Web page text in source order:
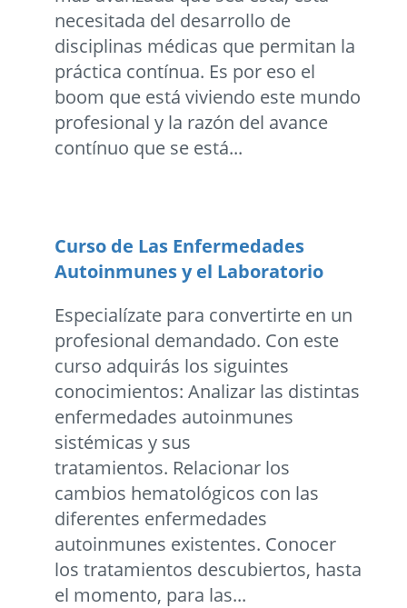
necesitada del desarrollo de
disciplinas médicas que permitan la
práctica contínua. Es por eso el
boom que está viviendo este mundo
profesional y la razón del avance
contínuo que se está...
Curso de Las Enfermedades
Autoinmunes y el Laboratorio
Especialízate para convertirte en un
profesional demandado. Con este
curso adquirás los siguintes
conocimientos: Analizar las distintas
enfermedades autoinmunes
sistémicas y sus
tratamientos. Relacionar los
cambios hematológicos con las
diferentes enfermedades
autoinmunes existentes. Conocer
los tratamientos descubiertos, hasta
el momento, para las...